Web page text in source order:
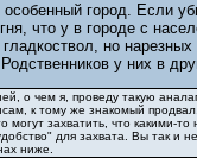
город. Если
что у в городе с
но
у них в
о чем я, проведу такую
к тому же знакомый
могут захватить, что какими-
для захвата. Вы так и
ниже.